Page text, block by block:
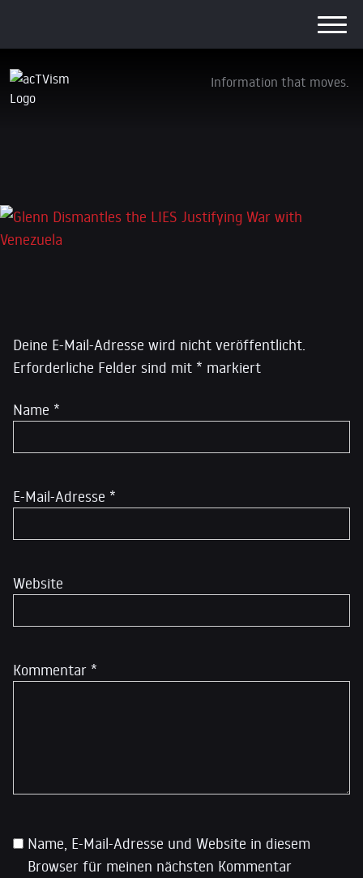
Information that moves.
2205 Design ENG
Deine E-Mail-Adresse wird nicht veröffentlicht.
Erforderliche Felder sind mit * markiert
Kommentar *
Name *
E-Mail-Adresse *
Website
Name, E-Mail-Adresse und Website in diesem
Browser für meinen nächsten Kommentar